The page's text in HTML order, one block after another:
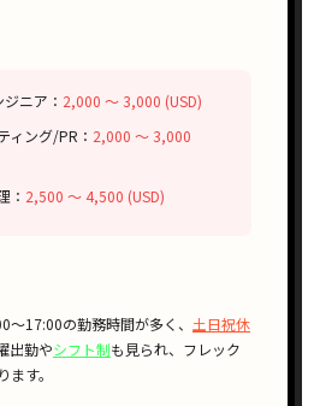
ニア： 2,000 〜 3,000 (USD)
ィング/PR： 2,000 〜 3,000
： 2,500 〜 4,500 (USD)
〜17:00の勤務時間が多く、 土日祝休
出勤やシフト制も見られ、 フレック
す。